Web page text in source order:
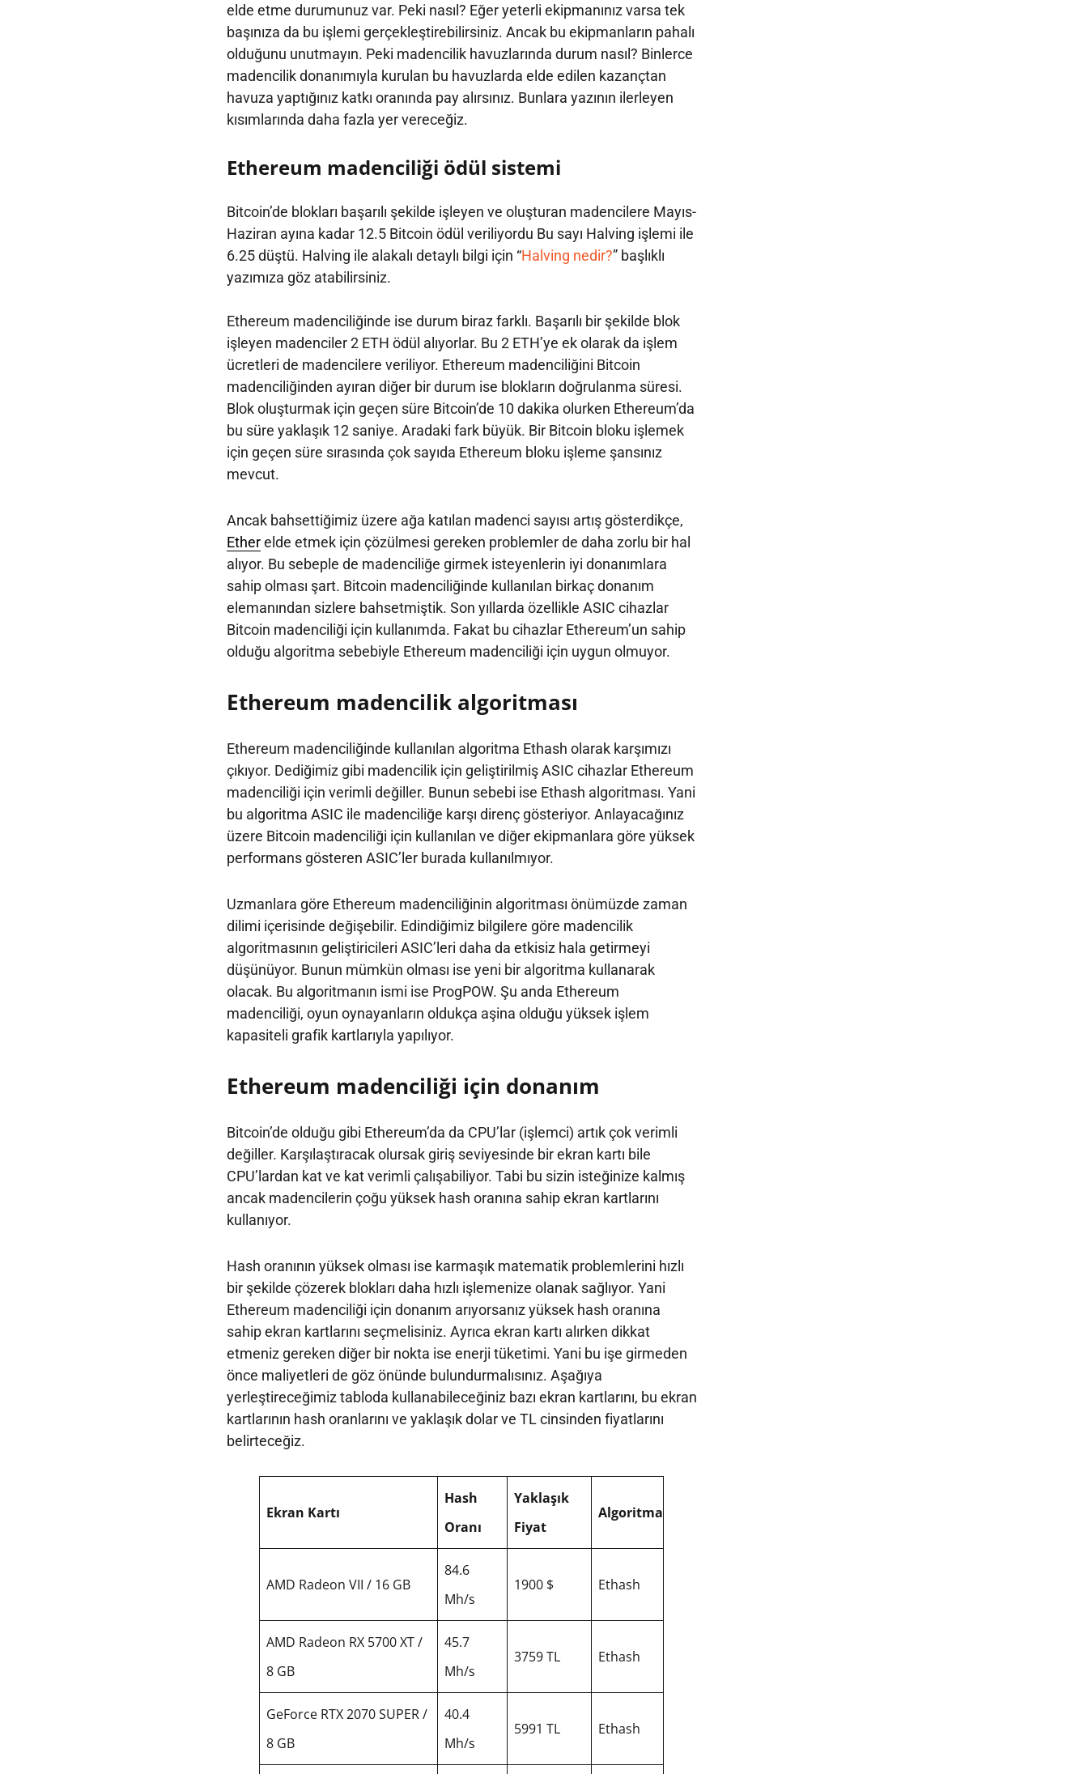
elde etme durumunuz var. Peki nasıl? Eğer yeterli ekipmanınız varsa tek
başınıza da bu işlemi gerçekleştirebilirsiniz. Ancak bu ekipmanların pahalı
olduğunu unutmayın. Peki madencilik havuzlarında durum nasıl? Binlerce
madencilik donanımıyla kurulan bu havuzlarda elde edilen kazançtan
havuza yaptığınız katkı oranında pay alırsınız. Bunlara yazının ilerleyen
kısımlarında daha fazla yer vereceğiz.
Ethereum madenciliği ödül sistemi
Bitcoin’de blokları başarılı şekilde işleyen ve oluşturan madencilere Mayıs-
Haziran ayına kadar 12.5 Bitcoin ödül veriliyordu Bu sayı Halving işlemi ile
6.25 düştü. Halving ile alakalı detaylı bilgi için “Halving nedir?” başlıklı
yazımıza göz atabilirsiniz.
Ethereum madenciliğinde ise durum biraz farklı. Başarılı bir şekilde blok
işleyen madenciler 2 ETH ödül alıyorlar. Bu 2 ETH’ye ek olarak da işlem
ücretleri de madencilere veriliyor. Ethereum madenciliğini Bitcoin
madenciliğinden ayıran diğer bir durum ise blokların doğrulanma süresi.
Blok oluşturmak için geçen süre Bitcoin’de 10 dakika olurken Ethereum’da
bu süre yaklaşık 12 saniye. Aradaki fark büyük. Bir Bitcoin bloku işlemek
için geçen süre sırasında çok sayıda Ethereum bloku işleme şansınız
mevcut.
Ancak bahsettiğimiz üzere ağa katılan madenci sayısı artış gösterdikçe,
Etherelde etmek için çözülmesi gereken problemler de daha zorlu bir hal
alıyor. Bu sebeple de madenciliğe girmek isteyenlerin iyi donanımlara
sahip olması şart. Bitcoin madenciliğinde kullanılan birkaç donanım
elemanından sizlere bahsetmiştik. Son yıllarda özellikle ASIC cihazlar
Bitcoin madenciliği için kullanımda. Fakat bu cihazlar Ethereum’un sahip
olduğu algoritma sebebiyle Ethereum madenciliği için uygun olmuyor.
Ethereum madencilik algoritması
Ethereum madenciliğinde kullanılan algoritma Ethash olarak karşımızı
çıkıyor. Dediğimiz gibi madencilik için geliştirilmiş ASIC cihazlar Ethereum
madenciliği için verimli değiller. Bunun sebebi ise Ethash algoritması. Yani
bu algoritma ASIC ile madenciliğe karşı direnç gösteriyor. Anlayacağınız
üzere Bitcoin madenciliği için kullanılan ve diğer ekipmanlara göre yüksek
performans gösteren ASIC’ler burada kullanılmıyor.
Uzmanlara göre Ethereum madenciliğinin algoritması önümüzde zaman
dilimi içerisinde değişebilir. Edindiğimiz bilgilere göre madencilik
algoritmasının geliştiricileri ASIC’leri daha da etkisiz hala getirmeyi
düşünüyor. Bunun mümkün olması ise yeni bir algoritma kullanarak
olacak. Bu algoritmanın ismi ise ProgPOW. Şu anda Ethereum
madenciliği, oyun oynayanların oldukça aşina olduğu yüksek işlem
kapasiteli grafik kartlarıyla yapılıyor.
Ethereum madenciliği için donanım
Bitcoin’de olduğu gibi Ethereum’da da CPU’lar (işlemci) artık çok verimli
değiller. Karşılaştıracak olursak giriş seviyesinde bir ekran kartı bile
CPU’lardan kat ve kat verimli çalışabiliyor. Tabi bu sizin isteğinize kalmış
ancak madencilerin çoğu yüksek hash oranına sahip ekran kartlarını
kullanıyor.
Hash oranının yüksek olması ise karmaşık matematik problemlerini hızlı
bir şekilde çözerek blokları daha hızlı işlemenize olanak sağlıyor. Yani
Ethereum madenciliği için donanım arıyorsanız yüksek hash oranına
sahip ekran kartlarını seçmelisiniz. Ayrıca ekran kartı alırken dikkat
etmeniz gereken diğer bir nokta ise enerji tüketimi. Yani bu işe girmeden
önce maliyetleri de göz önünde bulundurmalısınız. Aşağıya
yerleştireceğimiz tabloda kullanabileceğiniz bazı ekran kartlarını, bu ekran
kartlarının hash oranlarını ve yaklaşık dolar ve TL cinsinden fiyatlarını
belirteceğiz.
Ekran Kartı
Hash
Oranı
Yaklaşık
Fiyat
Algoritma
AMD Radeon VII / 16 GB
84.6
Mh/s
1900 $ Ethash
AMD Radeon RX 5700 XT /
8 GB
45.7
Mh/s
3759 TL Ethash
GeForce RTX 2070 SUPER /
8 GB
40.4
Mh/s
5991 TL Ethash